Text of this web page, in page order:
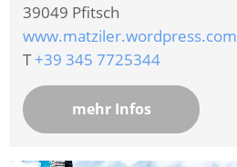
39049 Pfitsch
www.matziler.wordpress.com
T+39 345 7725344
mehr Infos